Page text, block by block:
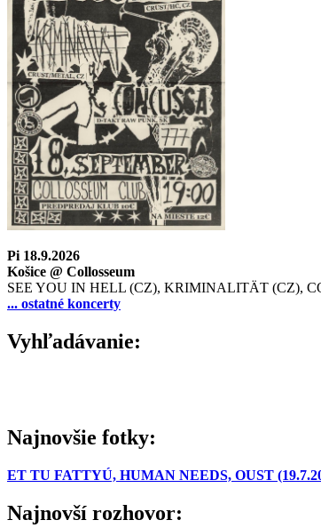
Pi 18.9.2026
Košice @ Collosseum
SEE YOU IN HELL (CZ), KRIMINALITÄT (CZ),
... ostatné koncerty
Vyhľadávanie:
Najnovšie fotky:
ET TU FATTYÚ, HUMAN NEEDS, OUST
Najnovší rozhovor: